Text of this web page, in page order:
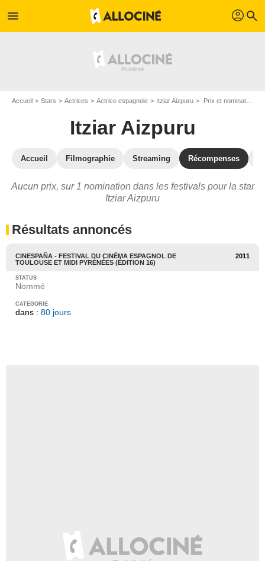
menu profil search
Accueil Stars Actrices Actrice espagnole Itziar Aizpuru Prix et nominations de Itziar Aizpuru
Itziar Aizpuru
Accueil Filmographie Streaming Récompenses
Aucun prix, sur 1 nomination dans les festivals pour la star
Itziar Aizpuru
Résultats annoncés
CINESPAÑA - FESTIVAL DU CINÉMA ESPAGNOL DE
TOULOUSE ET MIDI PYRÉNÉES (ÉDITION 16)
2011
Nommé
dans : 80 jours